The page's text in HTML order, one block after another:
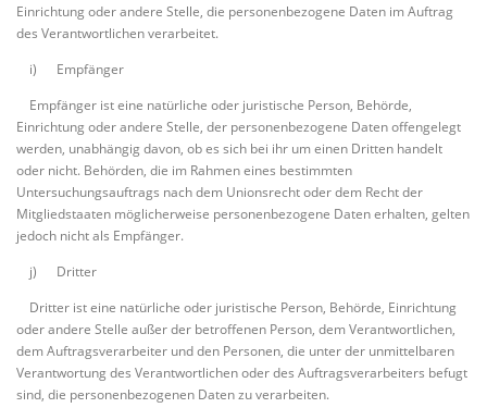
Einrichtung oder andere Stelle, die personenbezogene Daten im Auftrag
des Verantwortlichen verarbeitet.
i) Empfänger
Empfänger ist eine natürliche oder juristische Person, Behörde,
Einrichtung oder andere Stelle, der personenbezogene Daten offengelegt
werden, unabhängig davon, ob es sich bei ihr um einen Dritten handelt
oder nicht. Behörden, die im Rahmen eines bestimmten
Untersuchungsauftrags nach dem Unionsrecht oder dem Recht der
Mitgliedstaaten möglicherweise personenbezogene Daten erhalten, gelten
jedoch nicht als Empfänger.
j) Dritter
Dritter ist eine natürliche oder juristische Person, Behörde, Einrichtung
oder andere Stelle außer der betroffenen Person, dem Verantwortlichen,
dem Auftragsverarbeiter und den Personen, die unter der unmittelbaren
Verantwortung des Verantwortlichen oder des Auftragsverarbeiters befugt
sind, die personenbezogenen Daten zu verarbeiten.